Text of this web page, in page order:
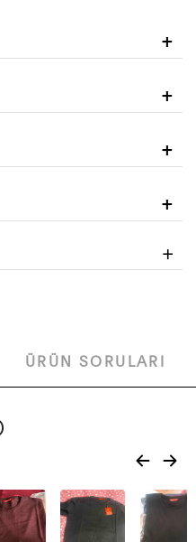
ÜRÜN SORULARI